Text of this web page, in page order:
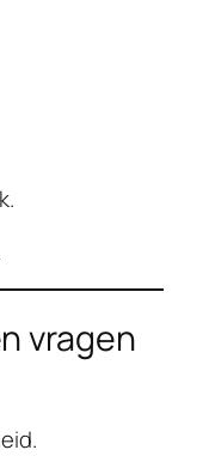
vragen